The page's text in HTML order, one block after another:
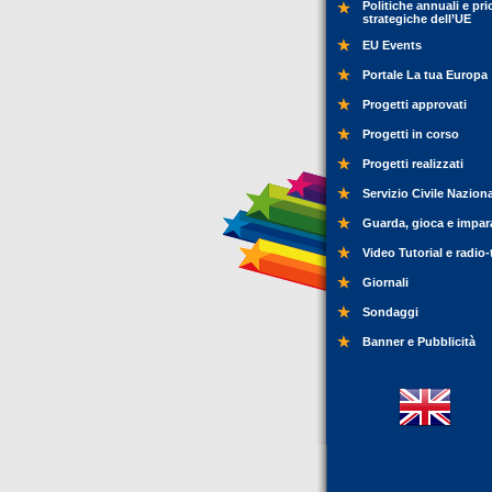
Politiche annuali e
strategiche dell’UE
EU Events
Portale La tua Europa
Progetti approvati
Progetti in corso
Progetti realizzati
Servizio Civile
Guarda, gioca e
Video Tutorial e
Giornali
Sondaggi
Banner e Pubblicità